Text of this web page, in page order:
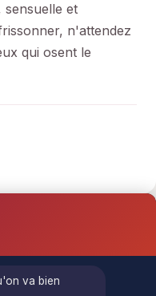
sensuelle et
n'attendez
qui osent le
va bien